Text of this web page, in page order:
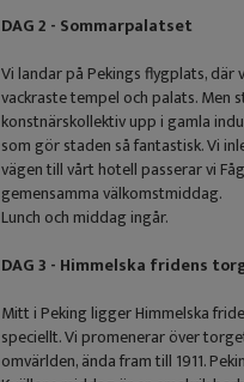
DAG 2 - Sommarpalatset
Vi landar på Pekings flygplats, där
vackraste tempel och palats. Men
konstnärskollektiv upp i gamla
som gör staden så fantastisk. Vi
vägen till vårt hotell passerar vi
gemensamma välkomstmiddag.
Lunch och middag ingår.
DAG 3 - Himmelska fridens
Mitt i Peking ligger Himmelska
speciellt. Vi promenerar över
omvärlden, ända fram till 1911.